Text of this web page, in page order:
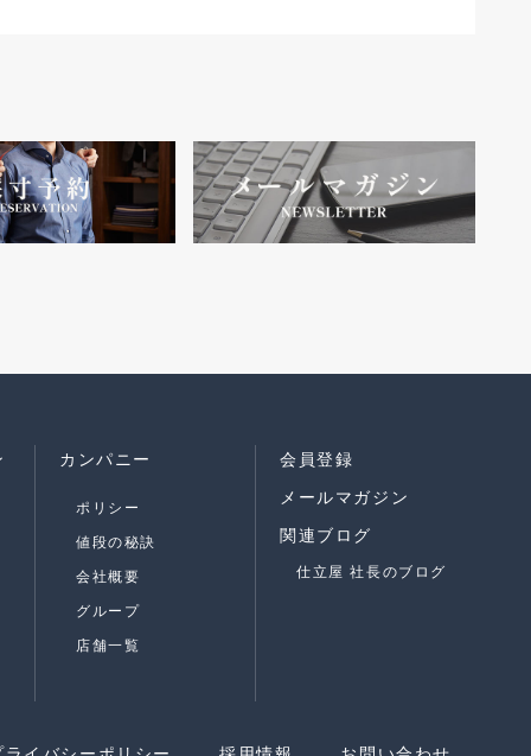
カンパニー
ポリシー
値段の秘訣
会社概要
グループ
店舗一覧
会員登録
メールマガジン
関連ブログ
仕立屋 社長のブログ